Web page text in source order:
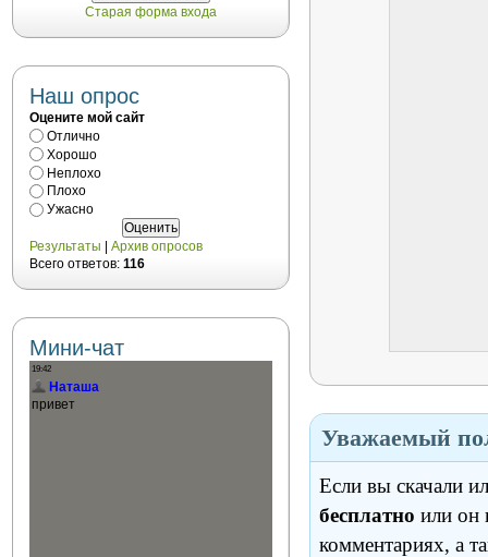
Уважаемый
Если вы скачали
бесплатно или он
комментариях, а
Старая форма входа
Наш опрос
Оцените мой сайт
Отлично
Хорошо
Неплохо
Плохо
Ужасно
Результаты
Архив опросов
Всего ответов: 116
Мини-чат